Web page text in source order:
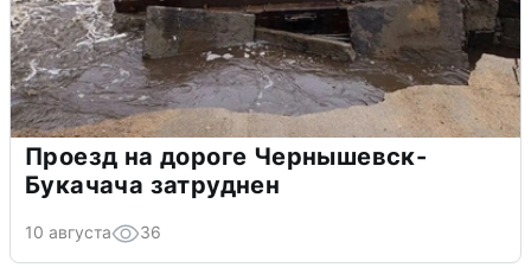
Проезд на дороге Чернышевск-
Букачача затруднен
10 августа 36